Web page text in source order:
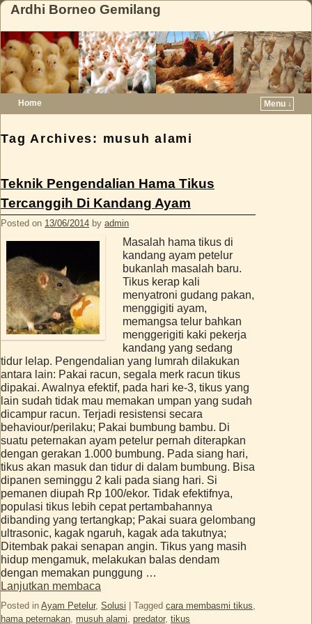
Ardhi Borneo Gemilang
Home
Menu ↓
Tag Archives: musuh alami
Teknik Pengendalian Hama Tikus
Tercanggih Di Kandang Ayam
Posted on 13/06/2014 by admin
Masalah hama tikus di
kandang ayam petelur
bukanlah masalah baru.
Tikus kerap kali
menyatroni gudang pakan,
menggigiti ayam,
memangsa telur bahkan
menggerigiti kaki pekerja
kandang yang sedang
tidur lelap. Pengendalian yang lumrah dilakukan
antara lain: Pakai racun, segala merk racun tikus
dipakai. Awalnya efektif, pada hari ke-3, tikus yang
lain sudah tidak mau memakan umpan yang sudah
dicampur racun. Terjadi resistensi secara
behaviour/perilaku; Pakai bumbung bambu. Di
suatu peternakan ayam petelur pernah diterapkan
dengan gerakan 1.000 bumbung. Pada siang hari,
tikus akan masuk dan tidur di dalam bumbung. Bisa
dipanen seminggu 2 kali pada siang hari. Si
pemanen diupah Rp 100/ekor. Tidak efektifnya,
populasi tikus lebih cepat pertambahannya
dibanding yang tertangkap; Pakai suara gelombang
ultrasonic, kagak ngaruh, kagak ada takutnya;
Ditembak pakai senapan angin. Tikus yang masih
hidup mengamuk, melakukan balas dendam
dengan memakan punggung …
Lanjutkan membaca
Posted in Ayam Petelur, Solusi Tagged cara membasmi tikus,
hama peternakan, musuh alami, predator, tikus